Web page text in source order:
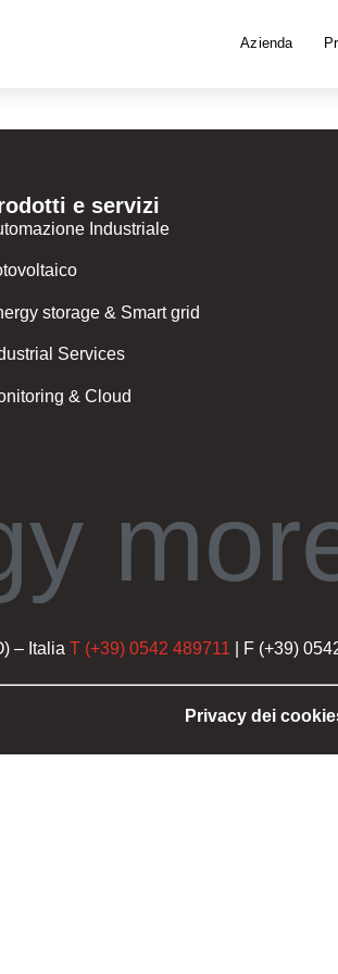
Azienda
e servizi
Industriale
storage & Smart grid
Services
& Cloud
– Italia T (+39) 0542 489711 | F (+39)
Privacy dei